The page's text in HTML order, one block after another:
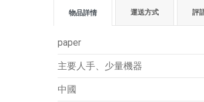
物品詳情 運送方式 評
paper
主要人手、少量機器
中國